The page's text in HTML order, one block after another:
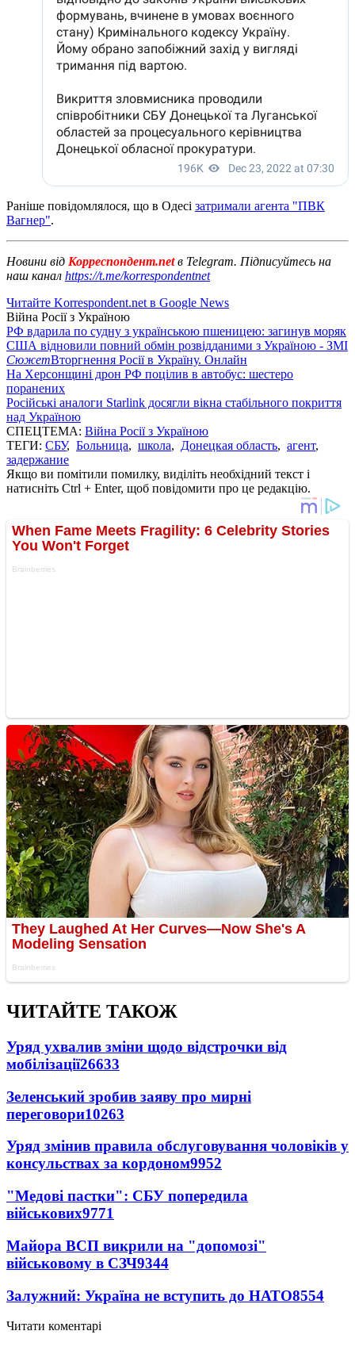
Раніше повідомлялося, що в Одесі затримали агента "ПВК
Вагнер".
Новини від Корреспондент.netв Telegram. Підписуйтесь на
наш канал https://t.me/korrespondentnet
Читайте Korrespondent.net в Google News
Війна Росії з Україною
РФ вдарила по судну з українською пшеницею: загинув моряк
США відновили повний обмін розвідданими з Україною - ЗМІ
СюжетВторгнення Росії в Україну. Онлайн
На Херсонщині дрон РФ поцілив в автобус: шестеро
поранених
Російські аналоги Starlink досягли вікна стабільного покриття
над Україною
СПЕЦТЕМА: Війна Росії з Україною
ТЕГИ: СБУ, Больница, школа, Донецкая область, агент,
задержание
Якщо ви помітили помилку, виділіть необхідний текст і
натисніть Ctrl + Enter, щоб повідомити про це редакцію.
ЧИТАЙТЕ ТАКОЖ
Уряд ухвалив зміни щодо відстрочки від
мобілізації26633
Зеленський зробив заяву про мирні
переговори10263
Уряд змінив правила обслуговування чоловіків у
консульствах за кордоном9952
"Медові пастки": СБУ попередила
військових9771
Майора ВСП викрили на "допомозі"
військовому в СЗЧ9344
Залужний: Україна не вступить до НАТО8554
Читати коментарі